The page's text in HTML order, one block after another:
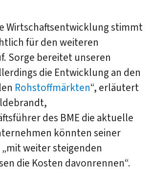
Wirtschaftsentwicklung stimmt
für den weiteren
Sorge bereitet unseren
die Entwicklung an den
Rohstoffmärkten“, erläutert
des BME die aktuelle
könnten seiner
weiter steigenden
die Kosten davonrennen“.